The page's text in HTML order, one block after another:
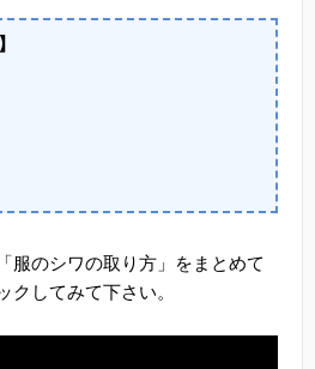
服のシワの取り方」をまとめて
クしてみて下さい。